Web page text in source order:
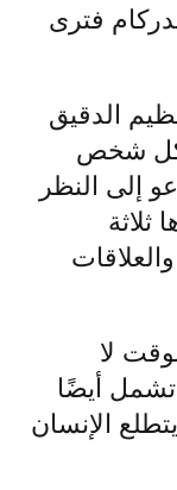
فترى
الدقيق
كل شخص
إلى النظر
ثلاثة
لا
تشمل أيضًا
الإنسان